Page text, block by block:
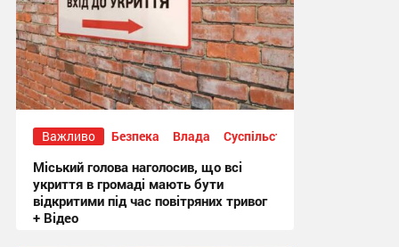
Важливо Безпека Влада Суспільство
Міський голова наголосив, що всі
укриття в громаді мають бути
відкритими під час повітряних тривог
+ Відео